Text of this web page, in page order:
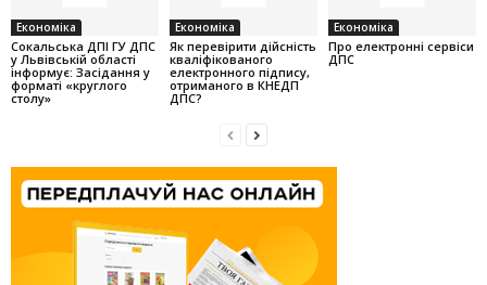
Економіка
Cокальська ДПІ ГУ ДПС
у Львівській області
інформує: Засідання у
форматі «круглого
столу»
Економіка
Як перевірити дійсність
кваліфікованого
електронного підпису,
отриманого в КНЕДП
ДПС?
Економіка
Про електронні сервіси
ДПС